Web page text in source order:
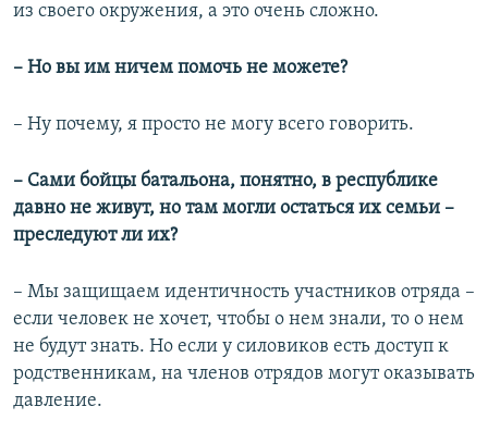
из своего окружения, а это очень сложно.
– Но вы им ничем помочь не можете?
– Ну почему, я просто не могу всего говорить.
– Сами бойцы батальона, понятно, в республике
давно не живут, но там могли остаться их семьи –
преследуют ли их?
– Мы защищаем идентичность участников отряда –
если человек не хочет, чтобы о нем знали, то о нем
не будут знать. Но если у силовиков есть доступ к
родственникам, на членов отрядов могут оказывать
давление.